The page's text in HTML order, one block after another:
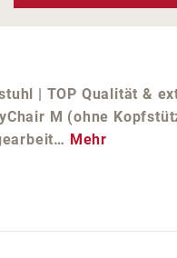
| TOP Qualität &
M (ohne
Mehr